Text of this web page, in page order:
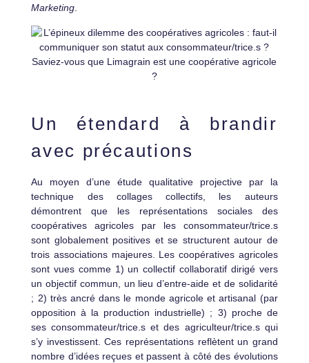
Marketing
Saviez-vous que Limagrain est une coopérative agricole
?
Un étendard à brandir
avec précautions
Au moyen d’une étude qualitative projective par la
technique des collages collectifs, les auteurs
démontrent que les représentations sociales des
coopératives agricoles par les consommateur/trice.s
sont globalement positives et se structurent autour de
trois associations majeures. Les coopératives agricoles
sont vues comme 1) un collectif collaboratif dirigé vers
un objectif commun, un lieu d’entre-aide et de solidarité
; 2) très ancré dans le monde agricole et artisanal (par
opposition à la production industrielle) ; 3) proche de
ses consommateur/trice.s et des agriculteur/trice.s qui
s’y investissent. Ces représentations reflètent un grand
nombre d’idées reçues et passent à côté des évolutions